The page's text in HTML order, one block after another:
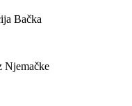
Bačka
Njemačke